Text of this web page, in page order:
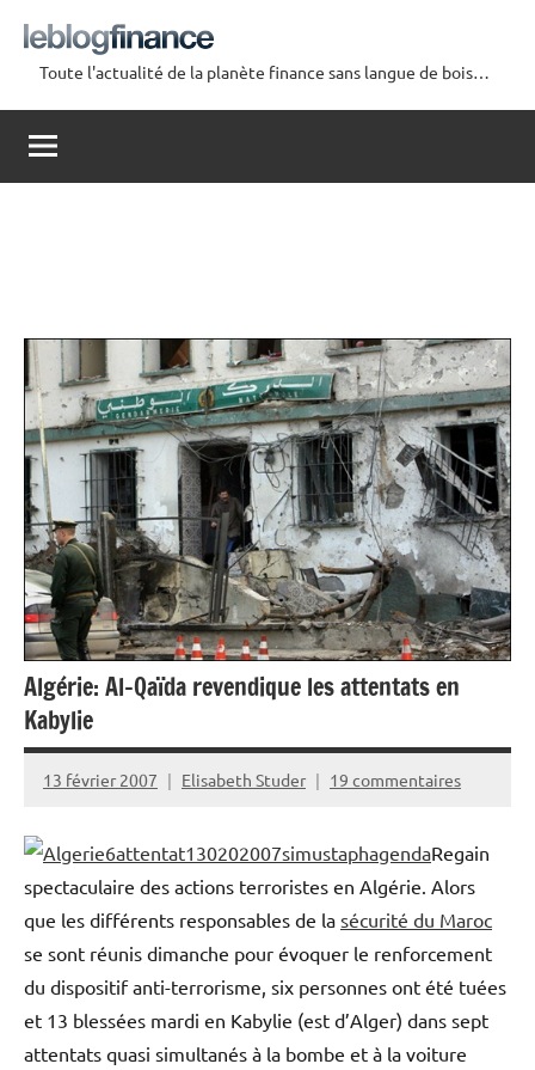
contenu
Le
Blog
Finance
Toute l'actualité de la planète finance sans langue de bois…
Algérie: Al-Qaïda revendique les attentats en
Kabylie
13 février 2007 Elisabeth Studer 19 commentaires
Regain
spectaculaire des actions terroristes en Algérie. Alors
que les différents responsables de la sécurité du Maroc
se sont réunis dimanche pour évoquer le renforcement
du dispositif anti-terrorisme, six personnes ont été tuées
et 13 blessées mardi en Kabylie (est d’Alger) dans sept
attentats quasi simultanés à la bombe et à la voiture